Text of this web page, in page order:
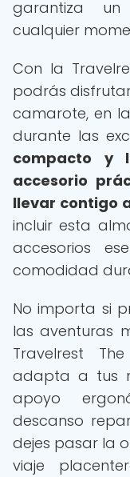
garantiza un
cualquier
Con la
podrás
camarote, en
durante las
compacto y
accesorio
llevar contigo
incluir esta
accesorios
comodidad
No importa si
las aventuras
Travelrest
adapta a tus
apoyo
descanso
dejes pasar la
viaje